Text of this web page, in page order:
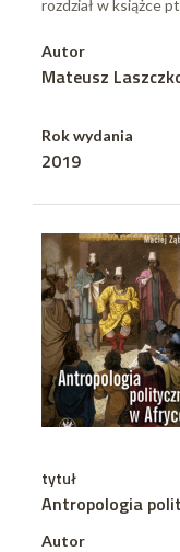
rozdział w książce
Autor
Mateusz
Rok wydania
2019
tytuł
Antropologia
Autor